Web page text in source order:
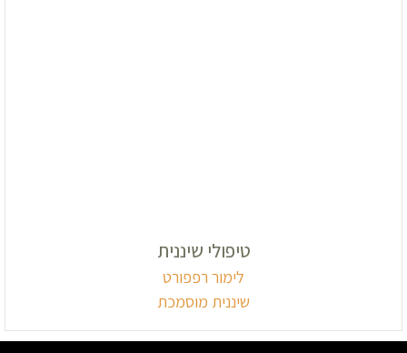
טיפולי שיננית
לימור רפפורט
שיננית מוסמכת